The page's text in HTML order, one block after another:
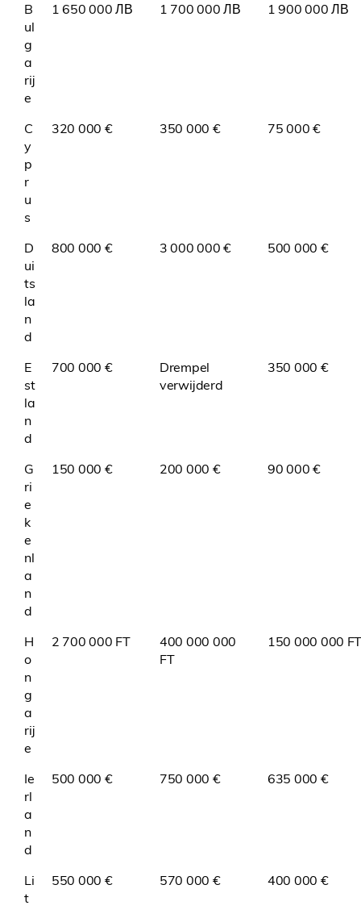
B
ul
g
a
rij
e
1 650 000 ЛВ 1 700 000 ЛВ 1 900 000 ЛВ
C
y
p
r
u
s
320 000 € 350 000 € 75 000 €
D
ui
ts
la
n
d
800 000 € 3 000 000 € 500 000 €
E
st
la
n
d
700 000 €
Drempel
verwijderd
350 000 €
G
ri
e
k
e
nl
a
n
d
150 000 € 200 000 € 90 000 €
H
o
n
g
a
rij
e
2 700 000 FT
400 000 000
FT
150 000 000
Ie
rl
a
n
d
500 000 € 750 000 € 635 000 €
Li
t
550 000 € 570 000 € 400 000 €